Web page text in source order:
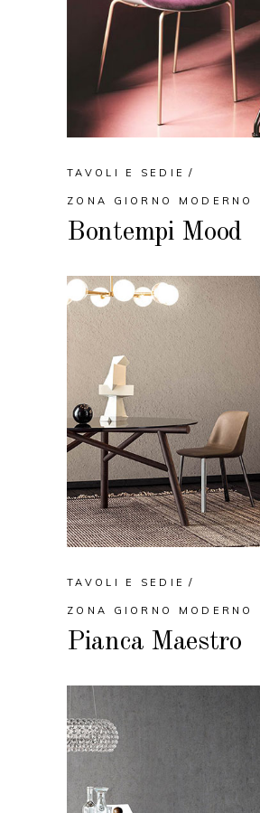
TAVOLI E SEDIE
ZONA GIORNO MODERNO
Bontempi Mood
TAVOLI E SEDIE
ZONA GIORNO MODERNO
Pianca Maestro